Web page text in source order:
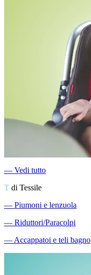
― Vedi tutto
T di Tessile
― Piumoni e lenzuola
― Riduttori/Paracolpi
―Accappatoi e teli bagno